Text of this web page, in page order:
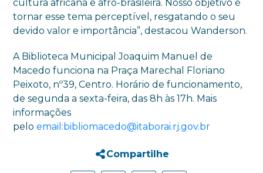
cultura africana e afro-brasileira. Nosso objetivo é
tornar esse tema perceptível, resgatando o seu
devido valor e importância”, destacou Wanderson.
A Biblioteca Municipal Joaquim Manuel de
Macedo funciona na Praça Marechal Floriano
Peixoto, nº39, Centro. Horário de funcionamento,
de segunda a sexta-feira, das 8h às 17h. Mais
informações
peloemail:bibliomacedo@itaborai.rj.gov.br
Compartilhe